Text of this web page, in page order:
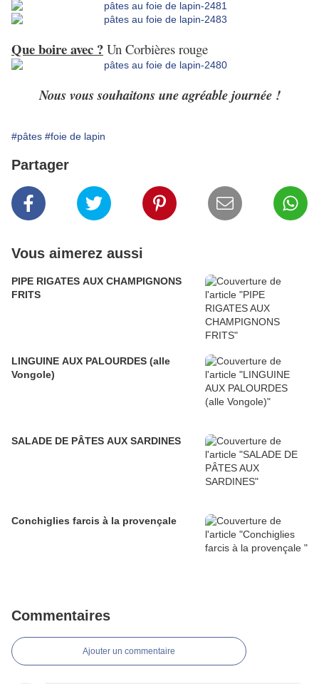
Que boire avec ? Un Corbières rouge
Nous vous souhaitons une agréable journée !
#pâtes #foie de lapin
Partager
Vous aimerez aussi
PIPE RIGATES AUX CHAMPIGNONS
FRITS
LINGUINE AUX PALOURDES (alle
Vongole)
SALADE DE PÂTES AUX SARDINES
Conchiglies farcis à la provençale
Commentaires
Ajouter un commentaire